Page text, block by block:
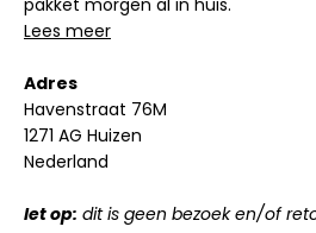
Lees meer
Adres
Havenstraat 76M
1271 AG Huizen
Nederland
let op: dit is geen bezoek en/of